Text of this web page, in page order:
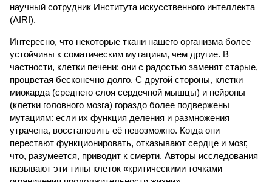
научный сотрудник Института искусственного интеллекта
(AIRI).
Интересно, что некоторые ткани нашего организма более
устойчивы к соматическим мутациям, чем другие. В
частности, клетки печени: они с радостью заменят старые,
процветая бесконечно долго. С другой стороны, клетки
миокарда (среднего слоя сердечной мышцы) и нейроны
(клетки головного мозга) гораздо более подвержены
мутациям: если их функция деления и размножения
утрачена, восстановить её невозможно. Когда они
перестают функционировать, отказывают сердце и мозг,
что, разумеется, приводит к смерти. Авторы исследования
называют эти типы клеток «критическими точками